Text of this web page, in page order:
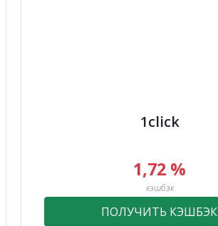
1click
1,72 %
кэшбэк
ПОЛУЧИТЬ КЭШБЭК